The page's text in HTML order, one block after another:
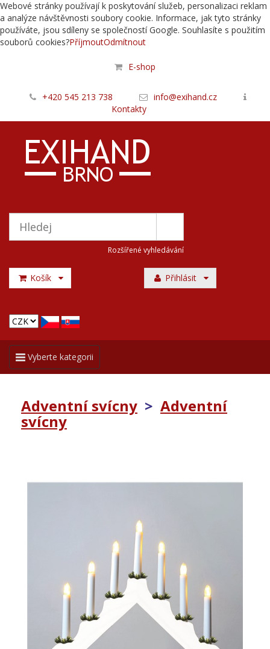
Webové stránky používají k poskytování služeb, personalizaci reklam
a analýze návštěvnosti soubory cookie. Informace, jak tyto stránky
používáte, jsou sdíleny se společností Google. Souhlasíte s použitím
souborů cookies?PříjmoutOdmítnout
E-shop
+420 545 213 738
info@exihand.cz
Kontakty
Rozšířené vyhledávání
Košík Přihlásit
Toggle
navigation
Vyberte kategorii
Adventní svícny > Adventní
svícny